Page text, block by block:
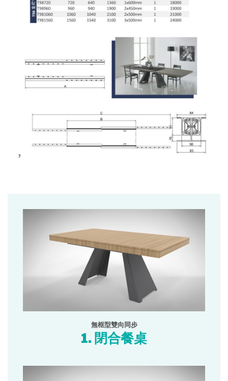
無框型雙向同步
1. 閉合餐桌